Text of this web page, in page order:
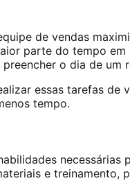
de vendas
parte do tempo
o dia de um
essas tarefas de
tempo.
e treinamento,